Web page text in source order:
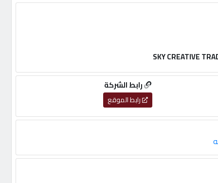
رابط الشركة
رابط الموقع